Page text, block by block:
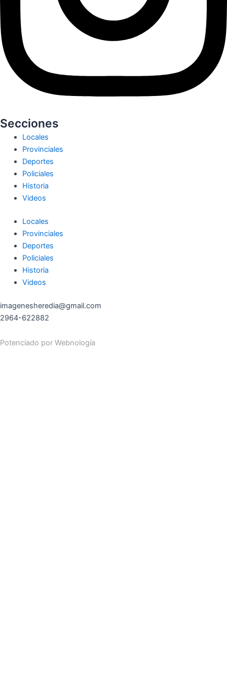
Secciones
Locales
Provinciales
Deportes
Policiales
Historia
Videos
Locales
Provinciales
Deportes
Policiales
Historia
Videos
imagenesheredia@gmail.com
2964-622882
Potenciado por Webnología